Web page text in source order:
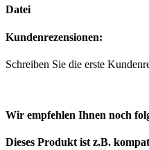
Datei
Kundenrezensionen:
Schreiben Sie die erste
Wir empfehlen Ihnen noch
Dieses Produkt ist z.B.